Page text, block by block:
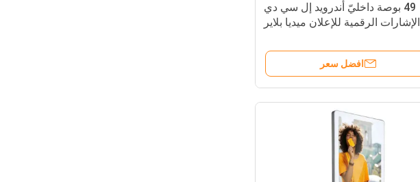
49 بوصة داخليّ أندرويد إل سي دي
الإشارات الرقمية للإعلان ميديا ​​بلاير
افضل سعر